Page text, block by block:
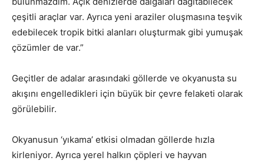
çeşitli araçlar var. Ayrıca yeni araziler oluşmasına teşvik
edebilecek tropik bitki alanları oluşturmak gibi yumuşak
çözümler de var.”
Geçitler de adalar arasındaki göllerde ve okyanusta su
akışını engelledikleri için büyük bir çevre felaketi olarak
görülebilir.
Okyanusun ‘yıkama’ etkisi olmadan göllerde hızla
kirleniyor. Ayrıca yerel halkın çöpleri ve hayvan